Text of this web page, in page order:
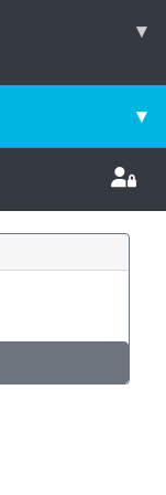
▾
▾